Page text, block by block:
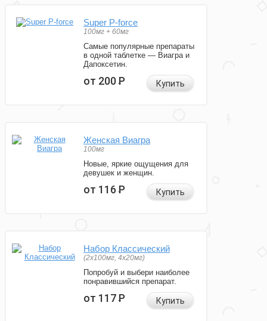
Super P-force
100мг + 60мг
Самые популярные препараты
в одной таблетке — Виагра и
Дапоксетин.
от 200Р Купить
Женская Виагра
100мг
Новые, яркие ощущения для
девушек и женщин.
от 116Р Купить
Набор Классический
(2x100мг, 4x20мг)
Попробуй и выбери наиболее
понравившийся препарат.
от 117Р Купить